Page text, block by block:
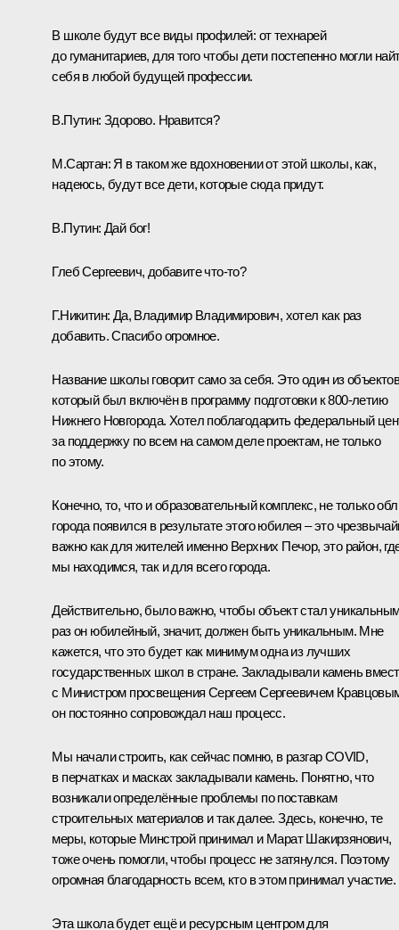
В школе будут все виды профилей: от технарей
до гуманитариев, для того чтобы дети постепенно могли
себя в любой будущей профессии.
В.Путин: Здорово. Нравится?
М.Сартан: Я в таком же вдохновении от этой школы, как,
надеюсь, будут все дети, которые сюда придут.
В.Путин: Дай бог!
Глеб Сергеевич, добавите что-то?
Г.Никитин: Да, Владимир Владимирович, хотел как раз
добавить. Спасибо огромное.
Название школы говорит само за себя. Это один из
который был включён в программу подготовки к 800-летию
Нижнего Новгорода. Хотел поблагодарить федеральный
за поддержку по всем на самом деле проектам, не только
по этому.
Конечно, то, что и образовательный комплекс, не только
города появился в результате этого юбилея – это
важно как для жителей именно Верхних Печор, это район,
мы находимся, так и для всего города.
Действительно, было важно, чтобы объект стал
раз он юбилейный, значит, должен быть уникальным. Мне
кажется, что это будет как минимум одна из лучших
государственных школ в стране. Закладывали камень
с Министром просвещения Сергеем Сергеевичем
он постоянно сопровождал наш процесс.
Мы начали строить, как сейчас помню, в разгар COVID,
в перчатках и масках закладывали камень. Понятно, что
возникали определённые проблемы по поставкам
строительных материалов и так далее. Здесь, конечно, те
меры, которые Минстрой принимал и Марат Шакирзянович,
тоже очень помогли, чтобы процесс не затянулся. Поэтому
огромная благодарность всем, кто в этом принимал участие.
Эта школа будет ещё и ресурсным центром для